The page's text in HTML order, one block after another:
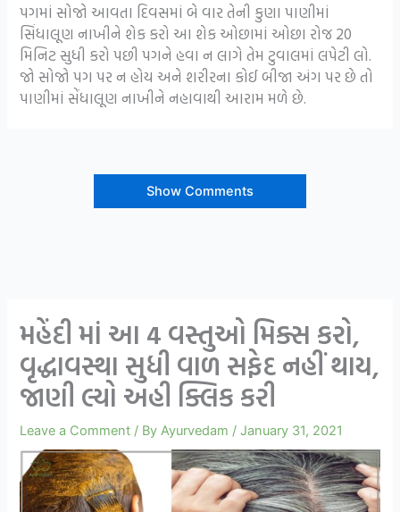
પગમાં સોજો આવતા દિવસમાં બે વાર તેની કુણા પાણીમાં
સિંધાલૂણ નાખીને શેક કરો આ શેક ઓછામાં ઓછા રોજ 20
મિનિટ સુધી કરો પછી પગને હવા ન લાગે તેમ ટુવાલમાં લપેટી લો.
જો સોજો પગ પર ન હોય અને શરીરના કોઈ બીજા અંગ પર છે તો
પાણીમાં સેંધાલૂણ નાખીને નહાવાથી આરામ મળે છે.
Show Comments
મહેંદી માં આ 4 વસ્તુઓ મિક્સ કરો,
વૃદ્ધાવસ્થા સુધી વાળ સફેદ નહીં થાય,
જાણી લ્યો અહી ક્લિક કરી
Leave a Comment / ByAyurvedam /January 31, 2021